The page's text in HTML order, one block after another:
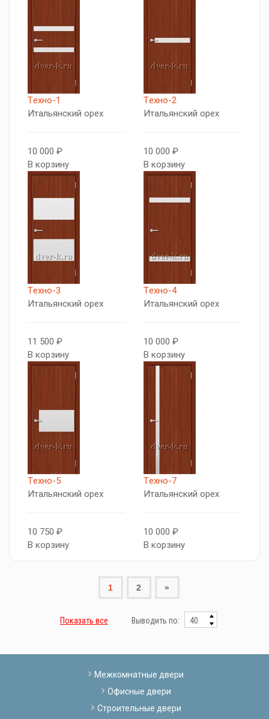
Tехно-1
Итальянский орех
10 000 ₽
В корзину
Tехно-2
Итальянский орех
10 000 ₽
В корзину
Tехно-3
Итальянский орех
11 500 ₽
В корзину
Tехно-4
Итальянский орех
10 000 ₽
В корзину
Tехно-5
Итальянский орех
10 750 ₽
В корзину
Tехно-7
Итальянский орех
10 000 ₽
В корзину
1 2 »
Показать все Выводить по:
Межкомнатные двери
Офисные двери
Строительные двери